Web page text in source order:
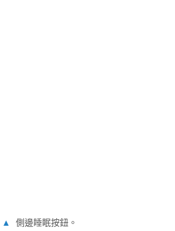
▲ 側邊睡眠按鈕。